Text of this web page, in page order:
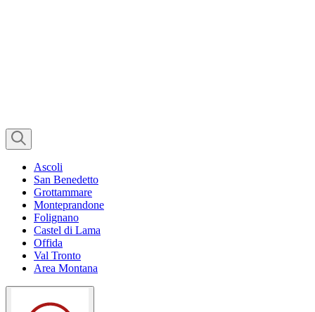
Ascoli
San Benedetto
Grottammare
Monteprandone
Folignano
Castel di Lama
Offida
Val Tronto
Area Montana